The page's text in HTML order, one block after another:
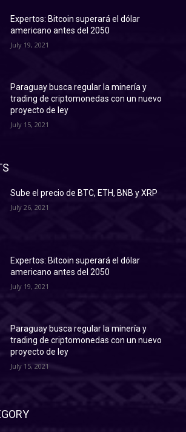
Expertos: Bitcoin superará el dólar
americano antes del 2050
July 19, 2021
Paraguay busca regular la minería y
trading de criptomonedas con un nuevo
proyecto de ley
July 15, 2021
Sube el precio de BTC, ETH, BNB y XRP
July 26, 2021
Expertos: Bitcoin superará el dólar
americano antes del 2050
July 19, 2021
Paraguay busca regular la minería y
trading de criptomonedas con un nuevo
proyecto de ley
July 15, 2021